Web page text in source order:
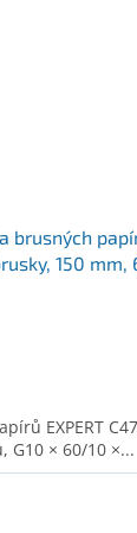
brusných
150 mm,
EXPERT
G10 × 60/10 ×...